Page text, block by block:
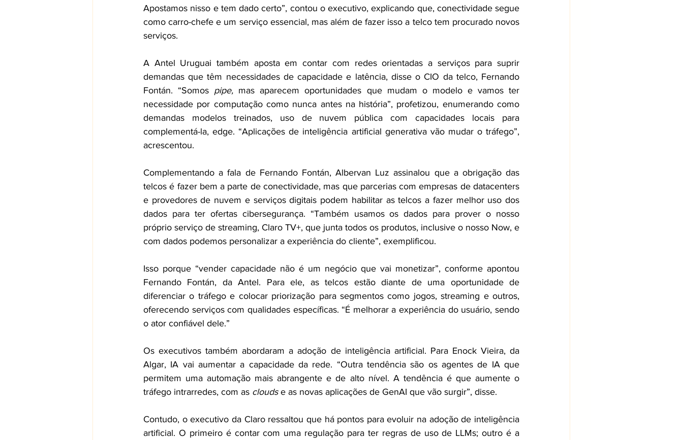
Apostamos nisso e tem dado certo”, contou o executivo, explicando que, conectividade segue
como carro-chefe e um serviço essencial, mas além de fazer isso a telco tem procurado novos
serviços.
A Antel Uruguai também aposta em contar com redes orientadas a serviços para suprir
demandas que têm necessidades de capacidade e latência, disse o CIO da telco, Fernando
Fontán. “Somos pipe, mas aparecem oportunidades que mudam o modelo e vamos ter
necessidade por computação como nunca antes na história”, profetizou, enumerando como
demandas modelos treinados, uso de nuvem pública com capacidades locais para
complementá-la, edge. “Aplicações de inteligência artificial generativa vão mudar o tráfego”,
acrescentou.
Complementando a fala de Fernando Fontán, Albervan Luz assinalou que a obrigação das
telcos é fazer bem a parte de conectividade, mas que parcerias com empresas de datacenters
e provedores de nuvem e serviços digitais podem habilitar as telcos a fazer melhor uso dos
dados para ter ofertas cibersegurança. “Também usamos os dados para prover o nosso
próprio serviço de streaming, Claro TV+, que junta todos os produtos, inclusive o nosso Now, e
com dados podemos personalizar a experiência do cliente”, exemplificou.
Isso porque “vender capacidade não é um negócio que vai monetizar”, conforme apontou
Fernando Fontán, da Antel. Para ele, as telcos estão diante de uma oportunidade de
diferenciar o tráfego e colocar priorização para segmentos como jogos, streaming e outros,
oferecendo serviços com qualidades específicas. “É melhorar a experiência do usuário, sendo
o ator confiável dele.”
Os executivos também abordaram a adoção de inteligência artificial. Para Enock Vieira, da
Algar, IA vai aumentar a capacidade da rede. “Outra tendência são os agentes de IA que
permitem uma automação mais abrangente e de alto nível. A tendência é que aumente o
tráfego intrarredes, com as clouds e as novas aplicações de GenAI que vão surgir”, disse.
Contudo, o executivo da Claro ressaltou que há pontos para evoluir na adoção de inteligência
artificial. O primeiro é contar com uma regulação para ter regras de uso de LLMs; outro é a